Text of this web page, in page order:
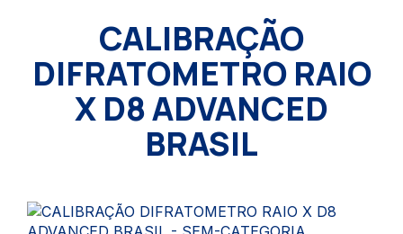
CALIBRAÇÃO
DIFRATOMETRO RAIO
X D8 ADVANCED
BRASIL